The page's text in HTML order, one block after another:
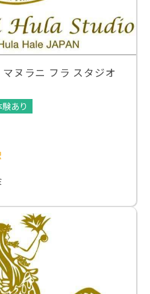
ヌラニ フラ スタジオ
あり